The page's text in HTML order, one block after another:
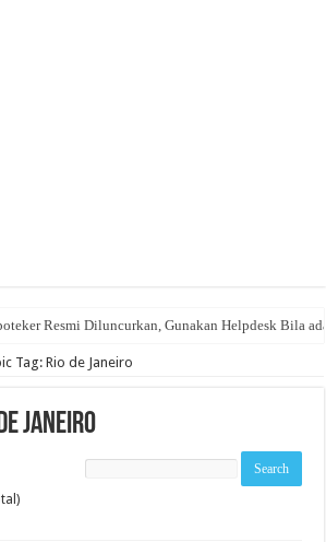
Resmi Diluncurkan, Gunakan Helpdesk Bila
Tag: Rio de Janeiro
Janeiro